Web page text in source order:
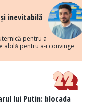
inevitabilă
pentru a
abilă pentru a-i convinge
lui Putin: blocada